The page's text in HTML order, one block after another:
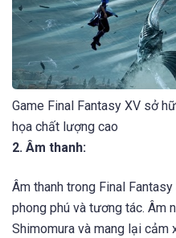
Game Final Fantasy XV sở
họa chất lượng cao
2. Âm thanh:
Âm thanh trong Final
phong phú và tương tác. Âm
Shimomura và mang lại